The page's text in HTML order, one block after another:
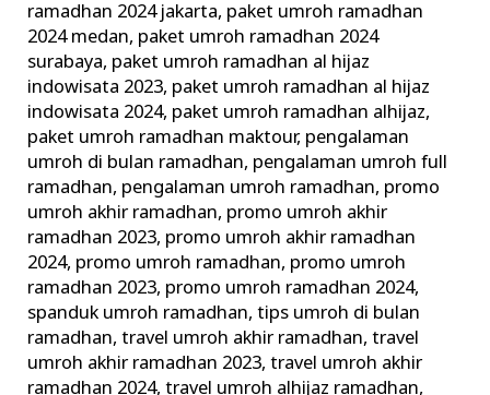
ramadhan 2024 jakarta, paket umroh ramadhan
2024 medan, paket umroh ramadhan 2024
surabaya, paket umroh ramadhan al hijaz
indowisata 2023, paket umroh ramadhan al hijaz
indowisata 2024, paket umroh ramadhan alhijaz,
paket umroh ramadhan maktour, pengalaman
umroh di bulan ramadhan, pengalaman umroh full
ramadhan, pengalaman umroh ramadhan, promo
umroh akhir ramadhan, promo umroh akhir
ramadhan 2023, promo umroh akhir ramadhan
2024, promo umroh ramadhan, promo umroh
ramadhan 2023, promo umroh ramadhan 2024,
spanduk umroh ramadhan,tips umroh di bulan
ramadhan,travel umroh akhir ramadhan,travel
umroh akhir ramadhan 2023,travel umroh akhir
ramadhan 2024,travel umroh alhijaz ramadhan,